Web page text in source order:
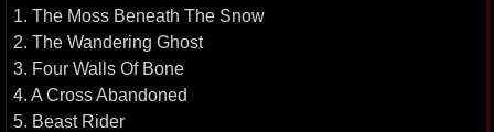
1. The Moss Beneath The Snow
2. The Wandering Ghost
3. Four Walls Of Bone
4. A Cross Abandoned
5. Beast Rider